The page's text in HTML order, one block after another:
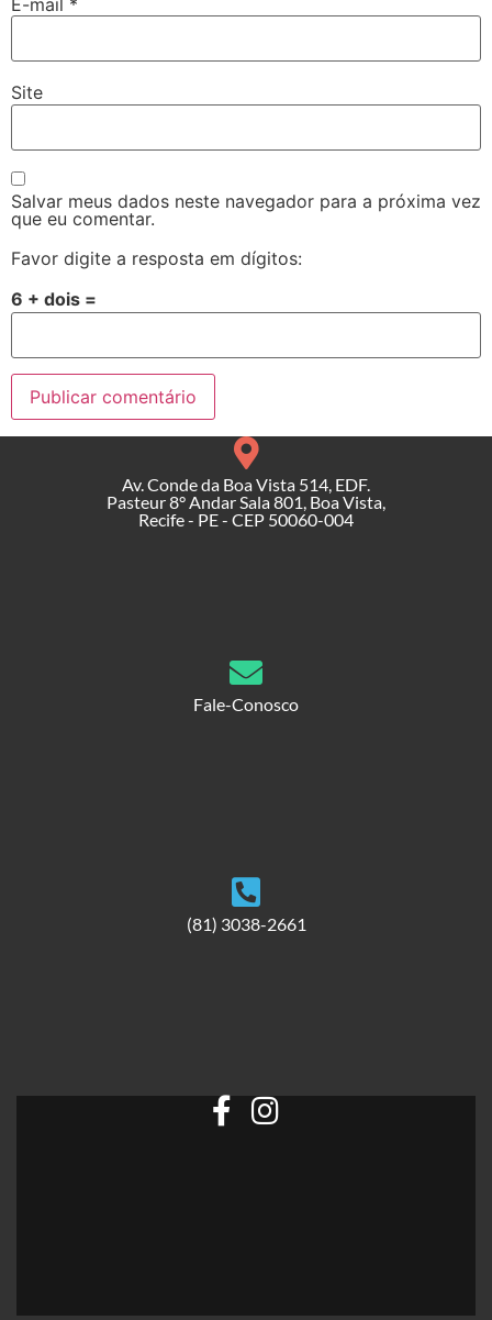
Site
Salvar meus dados neste navegador para a próxima vez
que eu comentar.
Favor digite a resposta em dígitos:
6 + dois =
Av. Conde da Boa Vista 514, EDF.
Pasteur 8° Andar Sala 801, Boa Vista,
Recife - PE - CEP 50060-004
Fale-Conosco
(81) 3038-2661